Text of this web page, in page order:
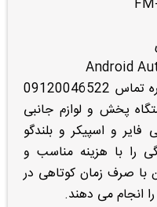
در غرب تهران به شماره تماس 09120046522
پخش و لوازم جانبی
و اسپیکر و بلندگو
را با هزینه مناسب و
با صرف زمان کوتاهی در
انجام می دهند.